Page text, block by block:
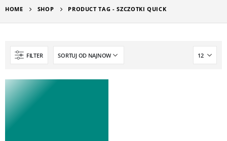
HOME SHOP PRODUCT TAG -SZCZOTKI QUICK
FILTER